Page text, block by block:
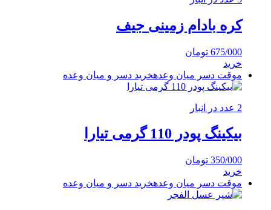
کره بادام زمینی جیف
675/000 تومان
خرید
موقت دسر میان وعدهخرید دسر و میان وعده
2 عدد در انبار
بیکینگ پودر 110 گرمی تیارا
350/000 تومان
خرید
موقت دسر میان وعدهخرید دسر و میان وعده